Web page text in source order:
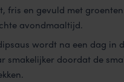
fris en gevuld met
avondmaaltijd.
wordt na een dag in
smakelijker doordat de